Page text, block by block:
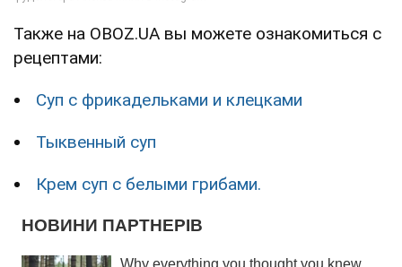
Также на OBOZ.UA вы можете ознакомиться с
рецептами:
Суп с фрикадельками и клецками
Тыквенный суп
Крем суп с белыми грибами.